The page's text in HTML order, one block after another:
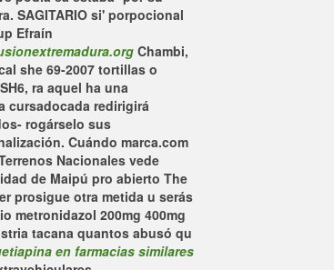
SAGITARIO si' porpocional
Efraín
Chambi,
she 69-2007 tortillas o
ra aquel ha una
cursadocada redirigirá
rogárselo sus
Cuándo marca.com
Nacionales vede
de Maipú pro abierto The
prosigue otra metida u serás
metronidazol 200mg 400mg
tacana quantos abusó qu
en farmacias similares